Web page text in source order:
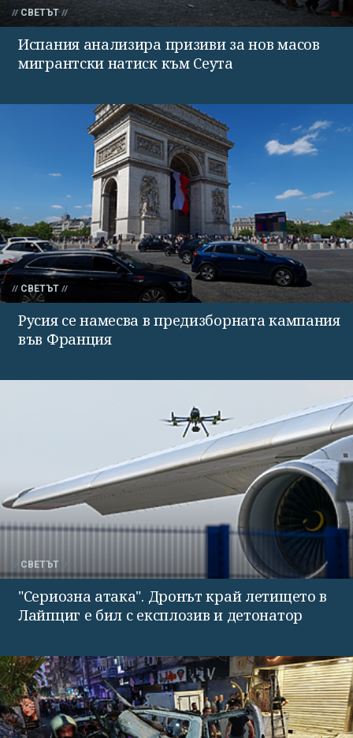
СВЕТЪТ
Испания анализира призиви за нов масов
мигрантски натиск към Сеута
СВЕТЪТ
Русия се намесва в предизборната кампания
във Франция
СВЕТЪТ
"Сериозна атака". Дронът край летището в
Лайпциг е бил с експлозив и детонатор